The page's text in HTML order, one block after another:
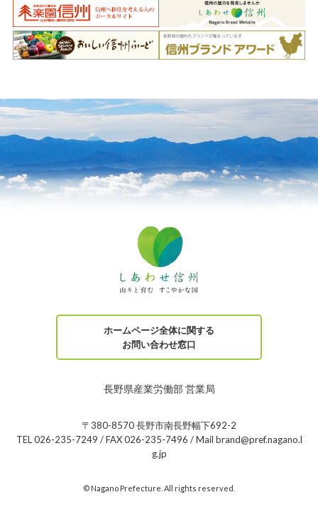
ホームページ全体に関する
お問い合わせ窓口
長野県産業労働部 営業局
〒380-8570 長野市南長野幅下692-2
TEL 026-235-7249 / FAX 026-235-7496 / Mail brand@pref.nagano.l
g.jp
© Nagano Prefecture. All rights reserved.